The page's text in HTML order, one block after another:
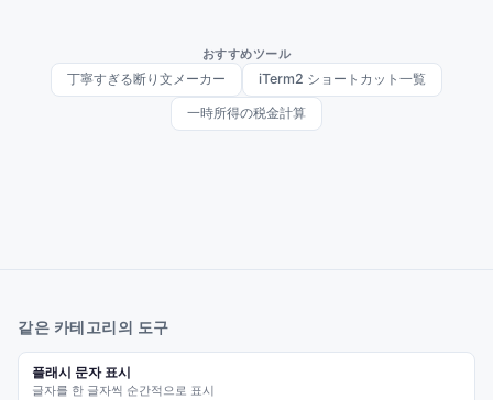
おすすめツール
丁寧すぎる断り文メーカー iTerm2 ショートカット一覧
一時所得の税金計算
같은 카테고리의 도구
플래시 문자 표시
글자를 한 글자씩 순간적으로 표시